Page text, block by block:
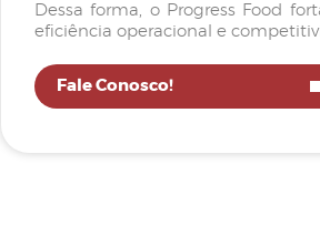
Dessa forma, o Progress Food
eficiência operacional e
Fale Conosco!
Seta
ícone